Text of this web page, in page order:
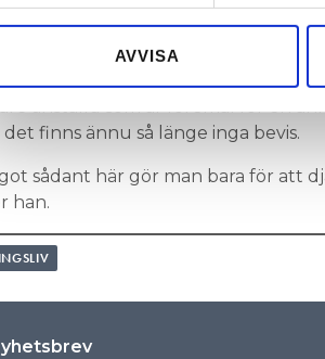
medier och analysera vår trafik. Vi
till de sociala medier och annons- och
AVVISA
El & VVS 10-15 000 kronor i
Svanström har en tanke om vem
anställd som är föremål för en
det finns ännu så länge inga bevis.
sådant här gör man bara för att
han.